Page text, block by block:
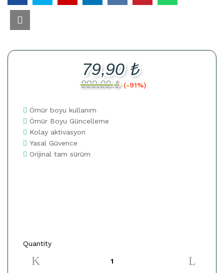
79,90₺
899,99₺ (-91%)
Ömür boyu kullanım
Ömür Boyu Güncelleme
Kolay aktivasyon
Yasal Güvence
Orijinal tam sürüm
Office
2016
Pro
Quantity